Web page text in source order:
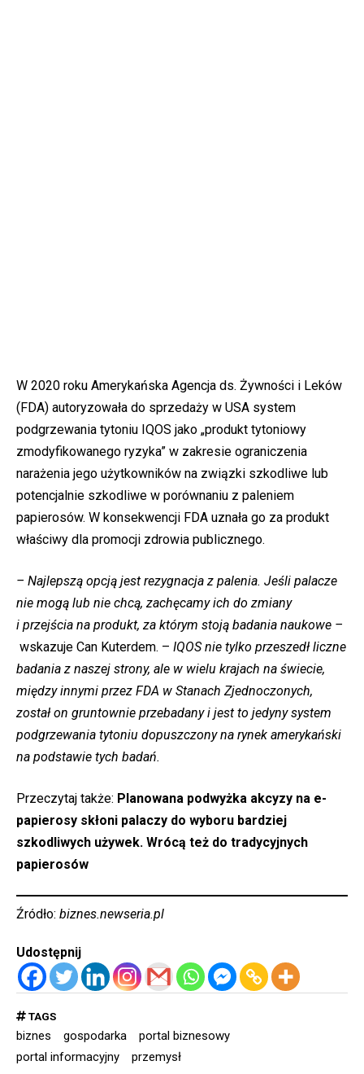
W 2020 roku Amerykańska Agencja ds. Żywności i Leków
(FDA) autoryzowała do sprzedaży w USA system
podgrzewania tytoniu IQOS jako „produkt tytoniowy
zmodyfikowanego ryzyka” w zakresie ograniczenia
narażenia jego użytkowników na związki szkodliwe lub
potencjalnie szkodliwe w porównaniu z paleniem
papierosów. W konsekwencji FDA uznała go za produkt
właściwy dla promocji zdrowia publicznego.
– Najlepszą opcją jest rezygnacja z palenia. Jeśli palacze
nie mogą lub nie chcą, zachęcamy ich do zmiany
i przejścia na produkt, za którym stoją badania naukowe –
wskazuje Can Kuterdem. – IQOS nie tylko przeszedł liczne
badania z naszej strony, ale w wielu krajach na świecie,
między innymi przez FDA w Stanach Zjednoczonych,
został on gruntownie przebadany i jest to jedyny system
podgrzewania tytoniu dopuszczony na rynek amerykański
na podstawie tych badań.
Przeczytaj także: Planowana podwyżka akcyzy na e-
papierosy skłoni palaczy do wyboru bardziej
szkodliwych używek. Wrócą też do tradycyjnych
papierosów
Źródło: biznes.newseria.pl
Udostępnij
TAGS
biznes gospodarka
portal biznesowy
portal informacyjny
przemysł